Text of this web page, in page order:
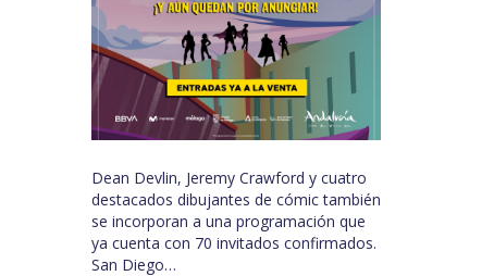
Dean Devlin, Jeremy Crawford y cuatro
destacados dibujantes de cómic también
se incorporan a una programación que
ya cuenta con 70 invitados confirmados.
San Diego…